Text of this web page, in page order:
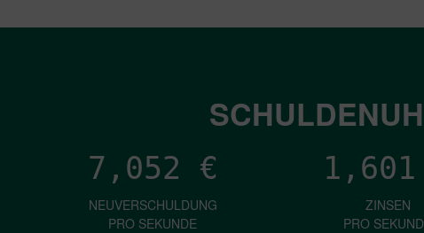
7,052 €
NEUVERSCHULDUNG
PRO SEKUNDE
1,601
ZINSEN
PRO